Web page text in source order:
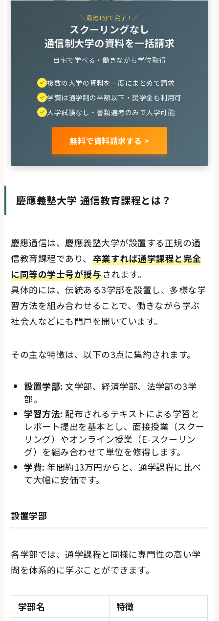
＼最短1分で完了！／
スクーリングなし
通信制大学の資料を一括請求
自宅で学べる・働きながら学位取得
複数の大学の資料を一度にまとめて請求
学費は通学制の半額以下・奨学金も利用可
入学試験なし・書類選考のみで入学可能
無料で資料請求する >
慶應義塾大学 通信教育課程とは？
慶應通信は、慶應義塾大学が設置する正規の通
信教育課程であり、 卒業すれば通学課程と完全
に同等の学士号が授与されます。
具体的には、伝統ある3学部を設置し、多様な学
習方法を組み合わせることで、働きながら学ぶ
社会人などにも門戸を開いています。
その主な特徴は、以下の3点に集約されます。
設置学部: 文学部、経済学部、法学部の3学
部。
学習方法: 配布されるテキストによる学習と
レポート提出を基本とし、面接授業（スクー
リング）やオンライン授業（E-スクーリン
グ）を組み合わせて単位を修得します。
学費: 年間約13万円からと、通学課程に比べ
て大幅に安価です。
設置学部
各学部では、通学課程と同様に専門性の高い学
問を体系的に学ぶことができます。
学部名
特徴